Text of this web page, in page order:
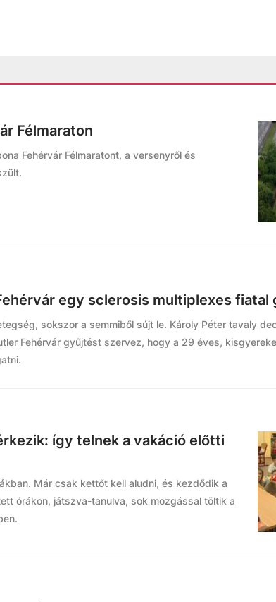
Félmaraton
Fehérvár Félmaratont, a versenyről és
egy sclerosis multiplexes fiatal
sokszor a semmiből sújt le. Károly Péter tavaly
Fehérvár gyűjtést szervez, hogy a 29 éves,
így telnek a vakáció előtti
Már csak kettőt kell aludni, és kezdődik a
órákon, játszva-tanulva, sok mozgással töltik a